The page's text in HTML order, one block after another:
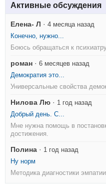
Активные обсуждения
Елена- Л ·4 месяца назад
Конечно, нужно...
Боюсь обращаться к
роман ·6 месяцев назад
Демократия это...
Универсальные свойства
Нилова Лю · 1 год назад
Добрый день. С...
Мне нужна помощь в
достижения.
Полина · 1 год назад
Ну норм
Методика диагностики